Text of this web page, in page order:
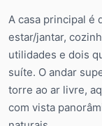
A casa principal é
estar/jantar,
utilidades e dois
suíte. O andar
torre ao ar livre,
com vista